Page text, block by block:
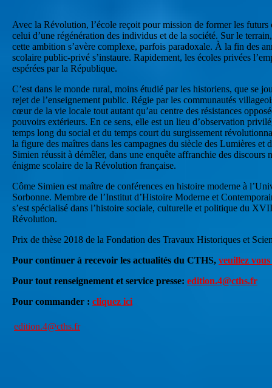
Avec la Révolution, l’école reçoit pour mission de former les futurs
celui d’une régénération des individus et de la société. Sur le
cette ambition s’avère complexe, parfois paradoxale. À la fin des
scolaire public-privé s’instaure. Rapidement, les écoles privées
espérées par la République.
C’est dans le monde rural, moins étudié par les historiens, que se
rejet de l’enseignement public. Régie par les communautés
cœur de la vie locale tout autant qu’au centre des résistances
pouvoirs extérieurs. En ce sens, elle est un lieu d’observation
temps long du social et du temps court du surgissement
la figure des maîtres dans les campagnes du siècle des Lumières et
Simien réussit à démêler, dans une enquête affranchie des discours
énigme scolaire de la Révolution française.
Côme Simien est maître de conférences en histoire moderne à
Sorbonne. Membre de l’Institut d’Histoire Moderne et
s’est spécialisé dans l’histoire sociale, culturelle et politique du
Révolution.
Prix de thèse 2018 de la Fondation des Travaux Historiques et
Pour continuer à recevoir les actualités du CTHS, veuillez
Pour tout renseignement et service presse: edition.4@cths.fr
Pour commander : cliquez ici
edition.4@cths.fr